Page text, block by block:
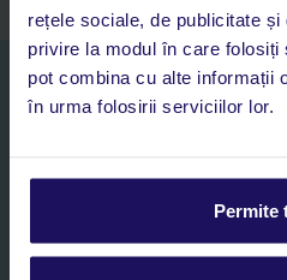
rețele sociale, de publicitate
privire la modul în care
pot combina cu alte informații
în urma folosirii serviciilor lor.
Permite
Abonați-vă
NUME SI PRENUME*